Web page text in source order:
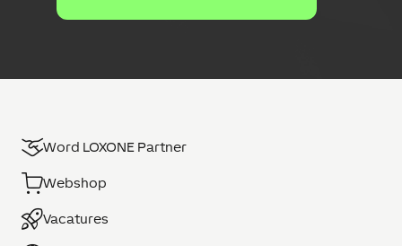
m
Word LOXONE Partner
Webshop
Vacatures